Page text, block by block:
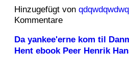
Hinzugefügt von
Kommentare
Da yankee'erne kom til
Hent ebook Peer Henrik